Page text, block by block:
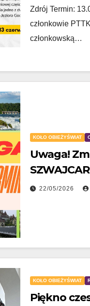
Zdrój Termin:
członkowie
członkowską…
KOŁO OBIEŻYŚWIAT
Uwaga!
22/05/2026
KOŁO OBIEŻYŚWIAT
Piękno